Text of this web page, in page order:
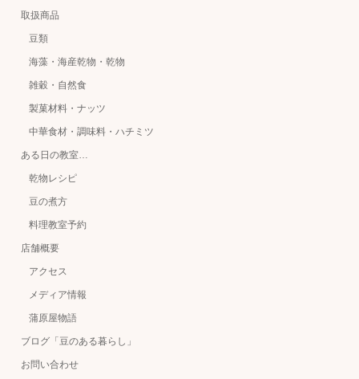
取扱商品
豆類
海藻・海産乾物・乾物
雑穀・自然食
製菓材料・ナッツ
中華食材・調味料・ハチミツ
ある日の教室…
乾物レシピ
豆の煮方
料理教室予約
店舗概要
アクセス
メディア情報
蒲原屋物語
ブログ「豆のある暮らし」
お問い合わせ